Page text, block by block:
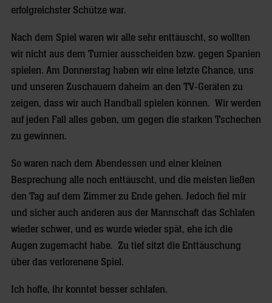
erfolgreichster Schütze war.
Nach dem Spiel waren wir alle sehr enttäuscht, so wollten
wir nicht aus dem Turnier ausscheiden bzw. gegen Spanien
spielen. Am Donnerstag haben wir eine letzte Chance, uns
und unseren Zuschauern daheim an den TV-Geräten zu
zeigen, dass wir auch Handball spielen können. Wir werden
auf jeden Fall alles geben, um gegen die starken Tschechen
zu gewinnen.
So waren nach dem Abendessen und einer kleinen
Besprechung alle noch enttäuscht, und die meisten ließen
den Tag auf dem Zimmer zu Ende gehen. Jedoch fiel mir
und sicher auch anderen aus der Mannschaft das Schlafen
wieder schwer, und es wurde wieder spät, ehe ich die
Augen zugemacht habe. Zu tief sitzt die Enttäuschung
über das verlorenene Spiel.
Ich hoffe, ihr konntet besser schlafen.